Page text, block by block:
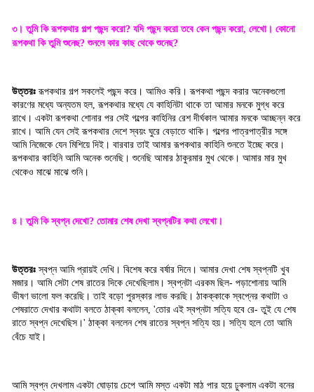
৩। তুমি কি রূপকথার গল্প পছন্দ করো? যদি পছন্দ করো তবে কেন পছন্দ করো, লেখো। কোনো
রূপকথা কি তুমি শুনেছ?শুনলে কার কাছ থেকে শুনেছ?
উত্তরঃ রূপকথার গল্প সকলেই পছন্দ করে। আমিও করি। রূপকথা পছন্দ করার অনেকগুলো
কারণের মধ্যে অন্যতম হল,রূপকথার মধ্যে যে কাহিনিটা থাকে তা আমার মনকে মুগ্ধ করে
রাখে। একটা রূপকথা শোনার পর সেই গল্পের কাহিনির রেশ দীর্ঘকাল আমার মনকে আচ্ছন্ন করে
রাখে। আমি যেন সেই রূপকথার দেশে স্বয়ং ঘুরে বেড়াতে থাকি। গল্পের পাত্রপাত্রীর সঙ্গে
আমি নিজেকে যেন মিশিয়ে দিই। বারবার তাই আমার রূপকথার কাহিনি শুনতে ইচ্ছে করে।
রূপকথার কাহিনি আমি অনেক শুনেছি। শুনেছি আমার ঠাকুরমার মুখ থেকে। আমার মার মুখ
থেকেও মাঝে মাঝে শুনি।
৪। তুমি কি স্বপ্ন দেখো? তোমার শেষ দেখা স্বপ্নটির কথা লেখো।
উত্তরঃ স্বপ্ন আমি প্রায়ই দেখি। বিশেষ করে বর্ষার দিনে। আমার দেখা শেষ স্বপ্নটি খুব
মজার। আমি সেটা শেষ রাতের দিকে দেখেছিলাম। স্বপ্নটা এরকম ছিল- পড়াশোনায় আমি
ভীষণ ভালো ফল করেছি। তাই বড়ো পুরস্কার লাভ করছি। ঠাকক্কাকে স্বপ্নের কথাটা ও
শেষরাতে দেখার কথাটা বলতে ঠাক্কা বললেন, 'তোর এই স্বপ্নটা সত্যি হবে রে- তুই যে শেষ
রাতে স্বপ্ন দেখেছিস।' ঠাক্কা বললেন শেষ রাতের স্বপ্ন সত্যি হয়। সত্যি হলে তো আমি
বেঁচে যাই ।
আমি স্বপ্ন দেখলাম একটা ঘোড়ায় চেপে আমি মস্ত একটা মাঠ পার হয়ে ঢুকলাম একটা বনের